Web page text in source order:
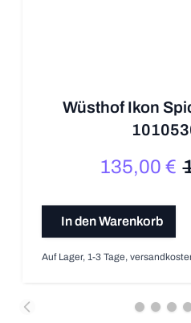
Wüsthof Ikon
135,00 €
In den Warenkorb
Auf Lager, 1-3 Tage,